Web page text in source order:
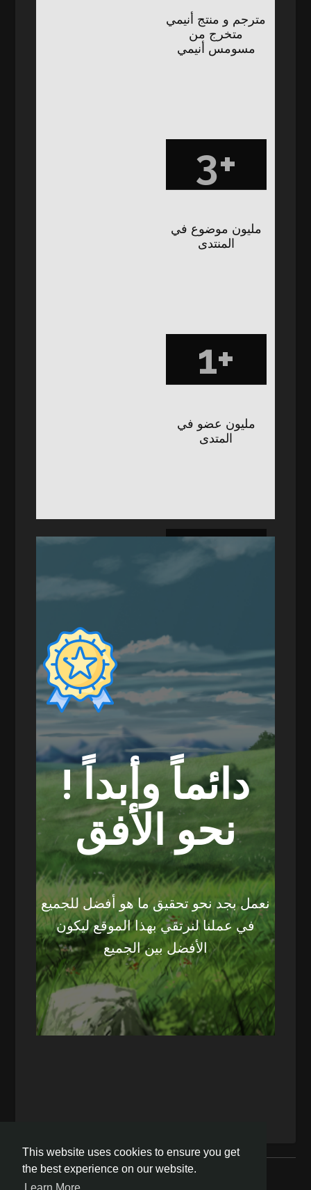
This website uses cookies to ensure you get
the best experience on our website.
مترجم و منتج أنيمي
متخرج من
مسومس أنيمي
3+
مليون موضوع في
المنتدى
1+
مليون عضو في
المتدى
20+
! دائماً وأبداً
نحو الأفق
نعمل بجد نحو تحقيق ما هو أفضل للجميع
في عملنا لنرتقي بهذا الموقع ليكون
الأفضل بين الجميع
© 2026 شبكة مسومس الاجتماعية